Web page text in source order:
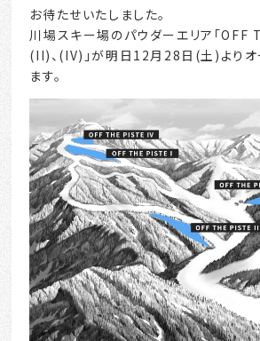
お待たせいたしました。
川場スキー場のパウダーエリア「OFF
(II)、(IV)」が明日12月28日(土)よりオ
ます。